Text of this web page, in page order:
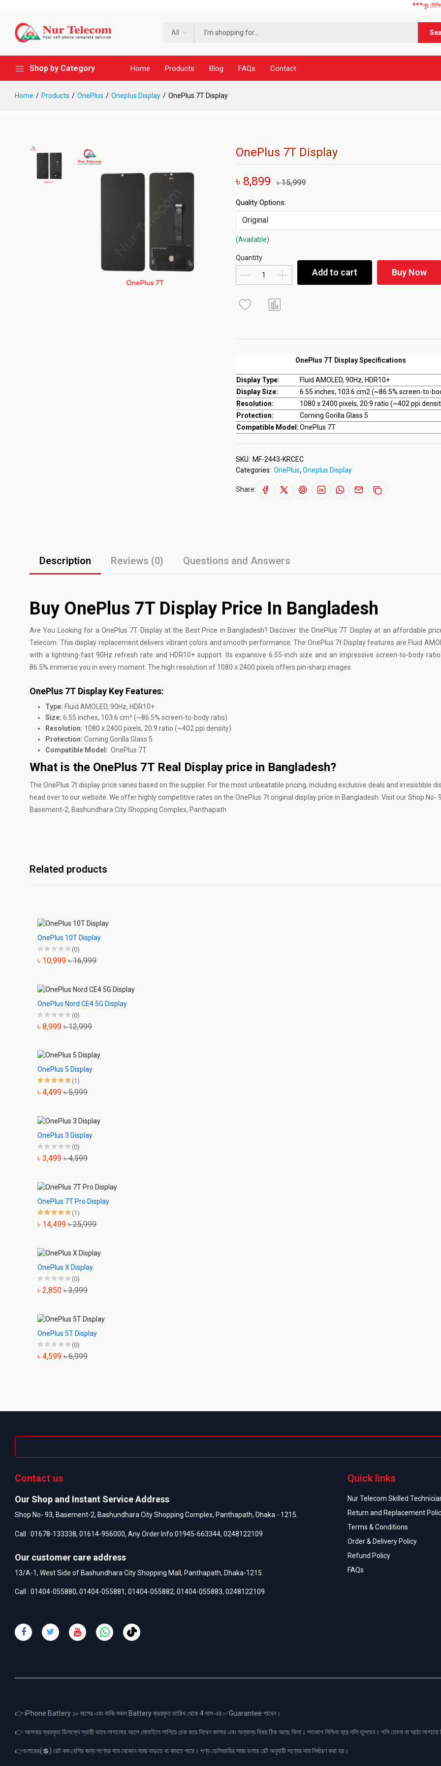
***নূর টেলিকম এ
All
Shop by Category Home Products Blog FAQs Contact
Home Products OnePlus Oneplus Display OnePlus 7T Display
OnePlus 7T Display
৳ 8,899 ৳ 15,999
OnePlus 7T Display Specifications
Display Type:
Fluid AMOLED, 90Hz, HDR10+
Display Size:
6.55 inches, 103.6 cm2 (~86.5% screen-to-
Resolution:
1080 x 2400 pixels, 20:9 ratio (~402 ppi
Protection:
Corning Gorilla Glass 5
Compatible Model:OnePlus 7T
Quality Options:
(Available)
Quantity
Add to cart Buy Now
SKU: MF-2443-KRCEC
Categories: OnePlus, Oneplus Display
Share:
Description Reviews (0) Questions and Answers
Buy OnePlus 7T Display Price In Bangladesh
Are You Looking for a OnePlus 7T Display at the Best Price in Bangladesh? Discover the OnePlus 7T Display at an affordable
Telecom. This display replacement delivers vibrant colors and smooth performance. The OnePlus 7t Display features are Fluid
with a lightning-fast 90Hz refresh rate and HDR10+ support. Its expansive 6.55-inch size and an impressive screen-to-body
86.5% immerse you in every moment. The high resolution of 1080 x 2400 pixels offers pin-sharp images.
OnePlus 7T Display Key Features:
Type: Fluid AMOLED, 90Hz, HDR10+
Size: 6.55 inches, 103.6 cm² (~86.5% screen-to-body ratio)
Resolution: 1080 x 2400 pixels, 20:9 ratio (~402 ppi density)
Protection: Corning Gorilla Glass 5
Compatible Model: OnePlus 7T
What is the OnePlus 7T Real Display price in Bangladesh?
The OnePlus 7t display price varies based on the supplier. For the most unbeatable pricing, including exclusive deals and irresistible
head over to our website. We offer highly competitive rates on the OnePlus 7t original display price in Bangladesh. Visit our Shop No-
Basement-2, Bashundhara City Shopping Complex, Panthapath
Related products
OnePlus 10T Display
(0)
৳ 10,999 ৳ 16,999
OnePlus Nord CE4 5G Display
(0)
৳ 8,999 ৳ 12,999
OnePlus 5 Display
(1)
৳ 4,499 ৳ 5,999
OnePlus 3 Display
(0)
৳ 3,499 ৳ 4,599
OnePlus 7T Pro Display
(1)
৳ 14,499 ৳ 25,999
OnePlus X Display
(0)
৳ 2,850 ৳ 3,999
OnePlus 5T Display
(0)
৳ 4,599 ৳ 6,999
Contact us
Our Shop and Instant Service Address
Shop No- 93, Basement-2, Bashundhara City Shopping Complex, Panthapath, Dhaka - 1215.
Call : 01678-133338, 01614-956000, Any Order Info:01945-663344, 0248122109
Our customer care address
13/A-1, West Side of Bashundhara City Shopping Mall, Panthapath, Dhaka-1215.
Call : 01404-055880, 01404-055881, 01404-055882, 01404-055883, 0248122109
Quick links
Nur Telecom Skilled
Return and Replacement
Terms & Conditions
Order & Delivery Policy
Refund Policy
FAQs
👉 iPhone Battery ১৮ মাসের এবং বাকি সকল Battery ক্রয়কৃত তারিখ থেকে 4 মাস এর ✅Guarantee পাবেন।
👉 আপনার ক্রয়কৃত ডিসপ্লে স্থায়ী ভাবে লাগানোর আগে মোবাইলে লাগিয়ে চেক করে নিবেন কালার এবং অন্যান্য বিষয় ঠিক আছে কিনা। শতভাগ নিশ্চিত হয়ে পলি তুলবেন। পলি তোলা বা আঠা
👉ডলারের(💲) রেট কম বেশির জন্য পণ্যের দাম যেকোন সময় বাড়তে বা কমতে পারে। পণ্য ডেলিভারির সময় ডলার রেট অনুযায়ী পণ্যের দাম নির্ধারণ করা হয়।